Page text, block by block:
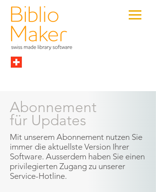
Abonnement
für Updates
Mit unserem Abonnement nutzen Sie
immer die aktuellste Version Ihrer
Software. Ausserdem haben Sie einen
privilegierten Zugang zu unserer
Service-Hotline.